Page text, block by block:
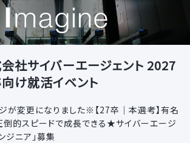
社サイバーエージェント 2027
け就活イベント
が変更になりました※【27卒｜本選考】有名
倒的スピードで成長できる★サイバーエージ
ジニア」募集